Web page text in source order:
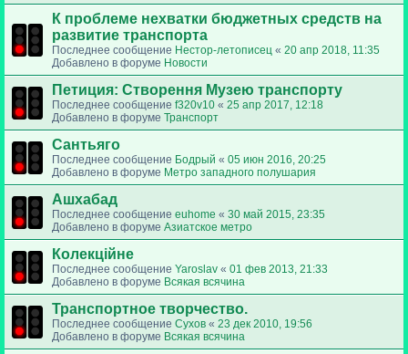
К проблеме нехватки бюджетных средств на
развитие транспорта
Последнее сообщение Нестор-летописец « 20 апр 2018, 11:35
Добавлено в форуме Новости
Петиция: Cтворення Музею транспорту
Последнее сообщение f320v10 « 25 апр 2017, 12:18
Добавлено в форуме Транспорт
Сантьяго
Последнее сообщение Бодрый « 05 июн 2016, 20:25
Добавлено в форуме Метро западного полушария
Ашхабад
Последнее сообщение euhome « 30 май 2015, 23:35
Добавлено в форуме Азиатское метро
Колекційне
Последнее сообщение Yaroslav « 01 фев 2013, 21:33
Добавлено в форуме Всякая всячина
Транспортное творчество.
Последнее сообщение Сухов « 23 дек 2010, 19:56
Добавлено в форуме Всякая всячина